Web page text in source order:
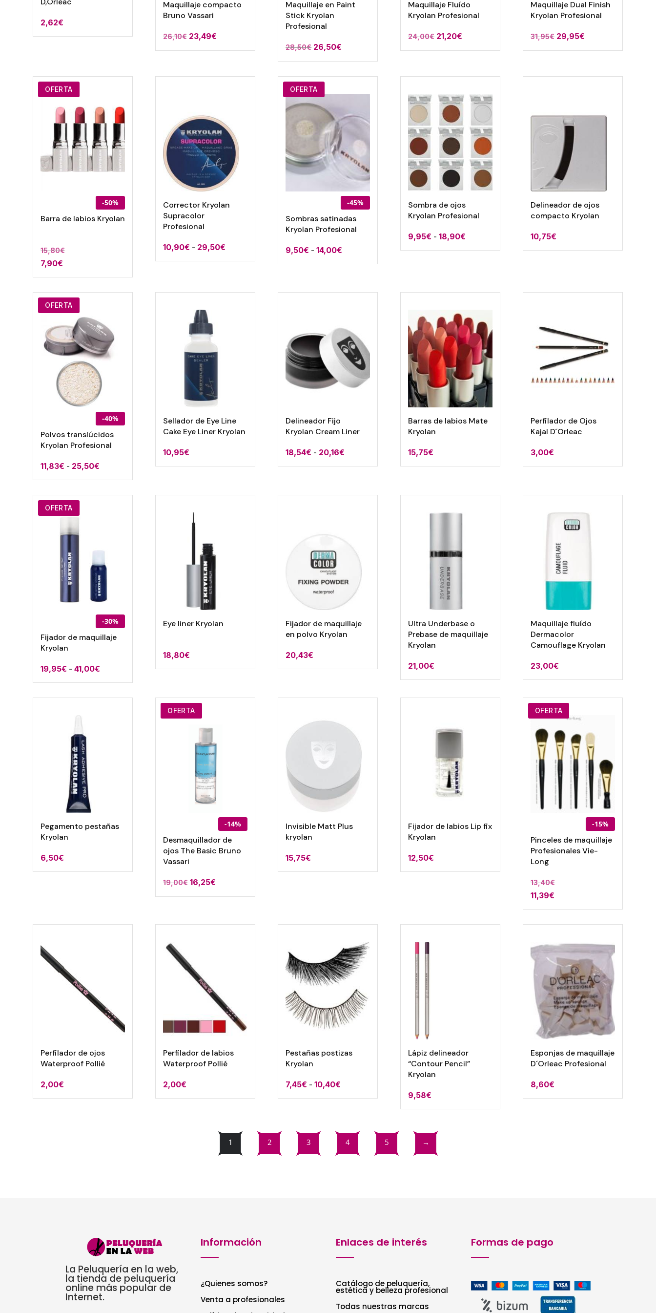
2,62€
Maquillaje compacto
Bruno Vassari
26,10€ El
precio
23,49€
precio
Maquillaje en Paint
Stick Kryolan
Profesional
28,50€ El
precio
era:
28,50€.
26,50€
precio
26,50€.
Maquillaje Fluído
Kryolan Profesional
24,00€ El
precio
21,20€
precio
Maquillaje Dual Finish
Kryolan Profesional
31,95€ El
precio
29,95€
precio
OFERTA
-50%
Barra de labios Kryolan
15,80€
7,90€
Corrector Kryolan
Supracolor
Profesional
10,90€ - 29,50€
de
OFERTA
-45%
Sombras satinadas
Kryolan Profesional
9,50€ - 14,00€
de
Sombra de ojos
Kryolan Profesional
9,95€ - 18,90€
de
Delineador de ojos
compacto Kryolan
10,75€
OFERTA
-40%
Polvos translúcidos
Kryolan Profesional
11,83€ - 25,50€
de
Sellador de Eye Line
Cake Eye Liner Kryolan
10,95€
Delineador Fijo
Kryolan Cream Liner
18,54€ - 20,16€
de
Barras de labios Mate
Kryolan
15,75€
Perfilador de Ojos
Kajal D´Orleac
3,00€
OFERTA
-30%
Fijador de maquillaje
Kryolan
19,95€ - 41,00€
de
Eye liner Kryolan
18,80€
Fijador de maquillaje
en polvo Kryolan
20,43€
Ultra Underbase o
Prebase de maquillaje
Kryolan
21,00€
Maquillaje fluído
Dermacolor
Camouflage Kryolan
23,00€
Pegamento pestañas
Kryolan
6,50€
OFERTA
-14%
Desmaquillador de
ojos The Basic Bruno
Vassari
19,00€ El
precio
16,25€
precio
Invisible Matt Plus
kryolan
15,75€
Fijador de labios Lip fix
Kryolan
12,50€
OFERTA
-15%
Pinceles de maquillaje
Profesionales Vie-
Long
13,40€
11,39€
Perfilador de ojos
Waterproof Pollié
2,00€
Perfilador de labios
Waterproof Pollié
2,00€
Pestañas postizas
Kryolan
7,45€ - 10,40€
de
7,45€
hasta
Lápiz delineador
“Contour Pencil”
Kryolan
9,58€
Esponjas de maquillaje
D´Orleac Profesional
8,60€
1 2 3 4 5 →
La Peluquería en la web,
la tienda de peluquería
online más popular de
Internet.
Información
¿Quienes somos?
Venta a profesionales
Enlaces de interés
Catálogo de peluquería,
estética y belleza profesional
Todas nuestras marcas
Formas de pago